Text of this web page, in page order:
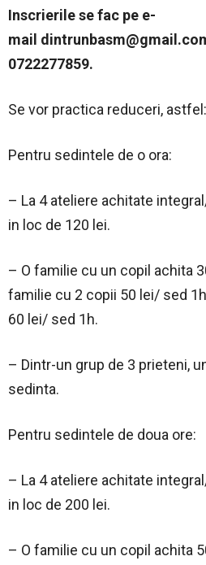
Inscrierile se fac pe e-
mail
0722277859.
Se vor practica reduceri, astfel:
Pentru sedintele de o ora:
– La 4 ateliere achitate
in loc de 120 lei.
– O familie cu un copil achita
familie cu 2 copii 50 lei/ sed
60 lei/ sed 1h.
– Dintr-un grup de 3 prieteni,
sedinta.
Pentru sedintele de doua ore:
– La 4 ateliere achitate
in loc de 200 lei.
– O familie cu un copil achita